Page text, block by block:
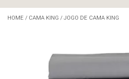
HOME / CAMA KING / JOGO DE CAMA KING